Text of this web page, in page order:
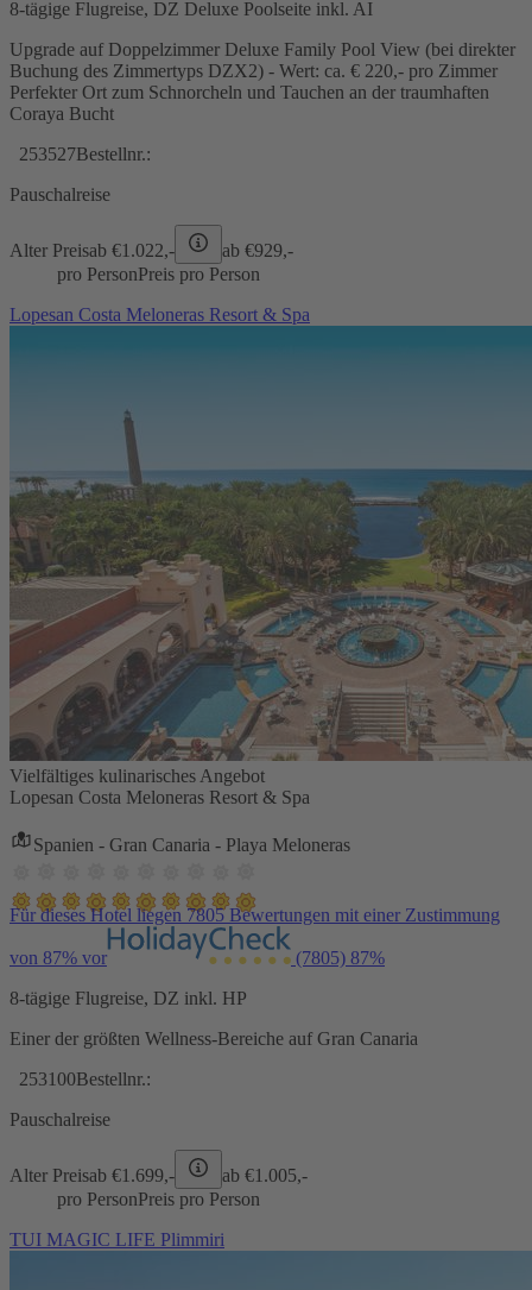
8-tägige Flugreise, DZ Deluxe Poolseite inkl. AI
Upgrade auf Doppelzimmer Deluxe Family Pool View (bei direkter
Buchung des Zimmertyps DZX2) - Wert: ca. € 220,- pro Zimmer
Perfekter Ort zum Schnorcheln und Tauchen an der traumhaften
Coraya Bucht
253527Bestellnr.:
Pauschalreise
Alter Preisab €1.022,- ab €929,-
pro PersonPreis pro Person
Lopesan Costa Meloneras Resort & Spa
Vielfältiges kulinarisches Angebot
Lopesan Costa Meloneras Resort & Spa
Spanien - Gran Canaria - Playa Meloneras
Für dieses Hotel liegen 7805 Bewertungen mit einer Zustimmung
von 87% vor (7805) 87%
8-tägige Flugreise, DZ inkl. HP
Einer der größten Wellness-Bereiche auf Gran Canaria
253100Bestellnr.:
Pauschalreise
Alter Preisab €1.699,- ab €1.005,-
pro PersonPreis pro Person
TUI MAGIC LIFE Plimmiri